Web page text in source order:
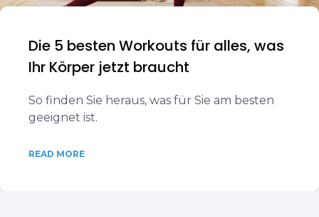
Die 5 besten Workouts für alles, was
Ihr Körper jetzt braucht
So finden Sie heraus, was für Sie am besten
geeignet ist.
READ MORE